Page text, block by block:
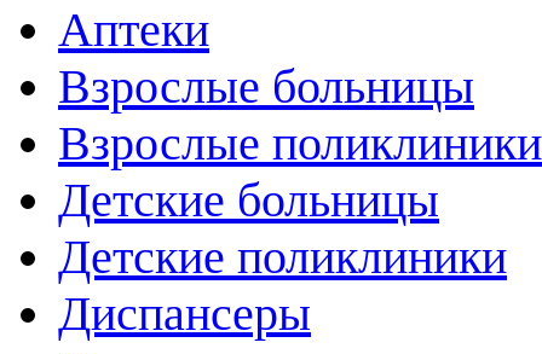
Аптеки
Взрослые больницы
Взрослые поликлиники
Детские больницы
Детские поликлиники
Диспансеры